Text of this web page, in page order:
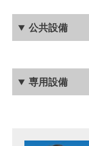
公共設備
専用設備